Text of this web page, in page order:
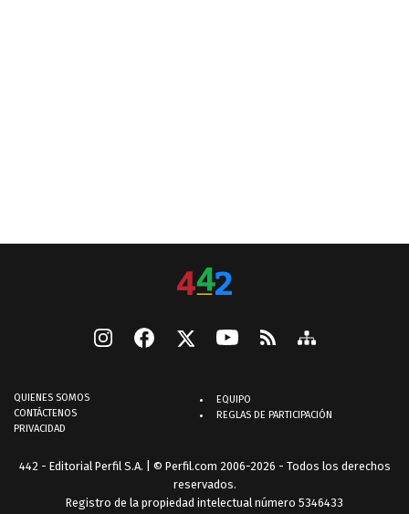
QUIENES SOMOS
CONTÁCTENOS
PRIVACIDAD
EQUIPO
REGLAS DE PARTICIPACIÓN
442 - Editorial Perfil S.A. | © Perfil.com 2006-2026 - Todos los derechos
reservados.
Registro de la propiedad intelectual número 5346433